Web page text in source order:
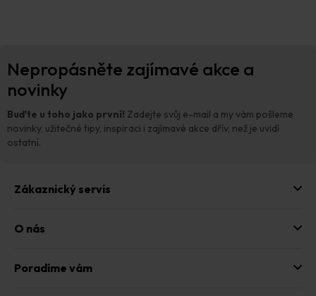
Nepropásněte zajímavé akce a
novinky
Buďte u toho jako první! Zadejte svůj e-mail a my vám pošleme
novinky, užitečné tipy, inspiraci i zajímavé akce dřív, než je uvidí
ostatní.
Zákaznický servis
O nás
Poradíme vám